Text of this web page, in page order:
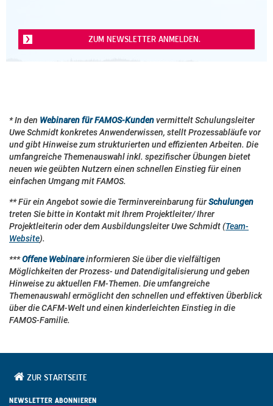
ZUM NEWSLETTER ANMELDEN.
* In den Webinaren für FAMOS-Kundenvermittelt Schulungsleiter
Uwe Schmidt konkretes Anwenderwissen, stellt Prozessabläufe vor
und gibt Hinweise zum strukturierten und effizienten Arbeiten. Die
umfangreiche Themenauswahl inkl. spezifischer Übungen bietet
neuen wie geübten Nutzern einen schnellen Einstieg für einen
einfachen Umgang mit FAMOS.
** Für ein Angebot sowie die Terminvereinbarung fürSchulungen
treten Sie bitte in Kontakt mit Ihrem Projektleiter/ Ihrer
Projektleiterin oder dem Ausbildungsleiter Uwe Schmidt (Team-
Website).
***Offene Webinareinformieren Sie über die vielfältigen
Möglichkeiten der Prozess- und Datendigitalisierung und geben
Hinweise zu aktuellen FM-Themen. Die umfangreiche
Themenauswahl ermöglicht den schnellen und effektiven Überblick
über die CAFM-Welt und einen kinderleichten Einstieg in die
FAMOS-Familie.
ZUR STARTSEITE
NEWSLETTER ABONNIEREN